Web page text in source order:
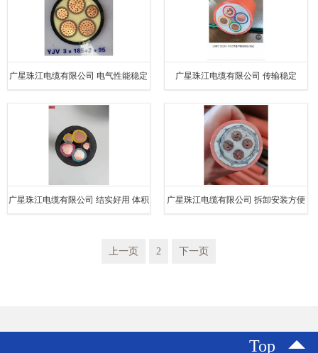
广星珠江电缆有限公司 电气性能稳定 广星珠江电缆有限公司 传输稳定
广星珠江电缆有限公司 结实好用 体积 广星珠江电缆有限公司 拆卸安装方便
上一页 2 下一页
Top